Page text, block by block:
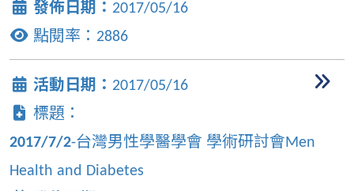
發佈日期： 2017/05/16
點閱率： 2886
活動日期： 2017/05/16
標題：
2017/7/2-台灣男性學醫學會 學術研討會Men
Health and Diabetes